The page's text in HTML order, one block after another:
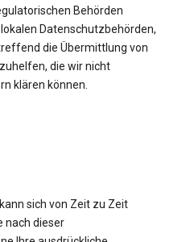
Behörden
Datenschutzbehörden,
die Übermittlung von
die wir nicht
klären können.
sich von Zeit zu Zeit
nach dieser